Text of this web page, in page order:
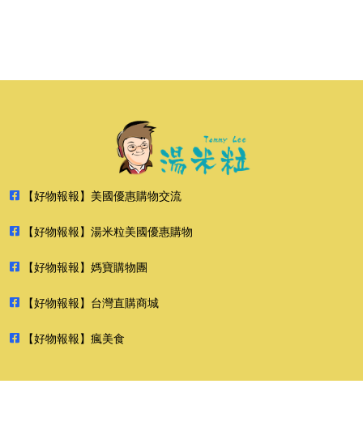
【好物報報】美國優惠購物交流
【好物報報】湯米粒美國優惠購物
【好物報報】媽寶購物團
【好物報報】台灣直購商城
【好物報報】瘋美食